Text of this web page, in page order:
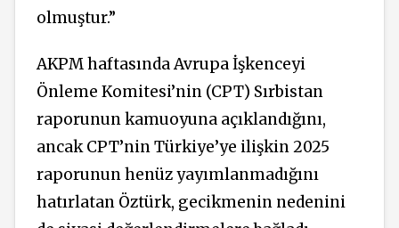
olmuştur.”
AKPM haftasında Avrupa İşkenceyi
Önleme Komitesi’nin (CPT) Sırbistan
raporunun kamuoyuna açıklandığını,
ancak CPT’nin Türkiye’ye ilişkin 2025
raporunun henüz yayımlanmadığını
hatırlatan Öztürk, gecikmenin nedenini